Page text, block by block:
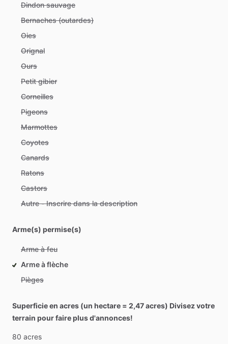
Dindon sauvage
Bernaches (outardes)
Oies
Orignal
Ours
Petit gibier
Corneilles
Pigeons
Marmottes
Coyotes
Canards
Ratons
Castors
Autre - Inscrire dans la description
Arme(s) permise(s)
Arme à feu
Arme à flèche
Pièges
Superficie en acres (un hectare = 2,47 acres) Divisez votre
terrain pour faire plus d'annonces!
80 acres